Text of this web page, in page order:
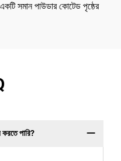
সমান পাউডার কোটেড পৃষ্ঠের
পারি?